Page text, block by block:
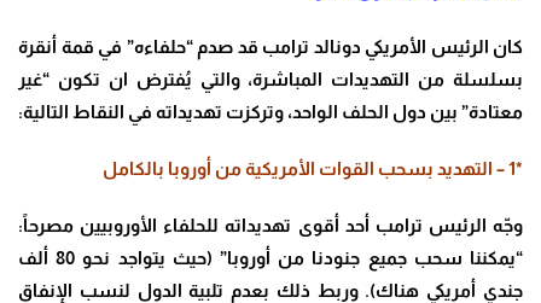
كان الرئيس الأمريكي دونالد ترامب قد صدم “حلفاءه” في قمة أنقرة
بسلسلة من التهديدات المباشرة، والتي يُفترض ان تكون “غير
معتادة” بين دول الحلف الواحد، وتركزت تهديداته في النقاط التالية:
*1 – ​التهديد بسحب القوات الأمريكية من أوروبا بالكامل
وجّه الرئيس ترامب أحد أقوى تهديداته للحلفاء الأوروبيين مصرحاً:
“يمكننا سحب جميع جنودنا من أوروبا” (حيث يتواجد نحو 80 ألف
جندي أمريكي هناك). وربط ذلك بعدم تلبية الدول لنسب الإنفاق